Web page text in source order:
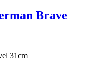
Brave